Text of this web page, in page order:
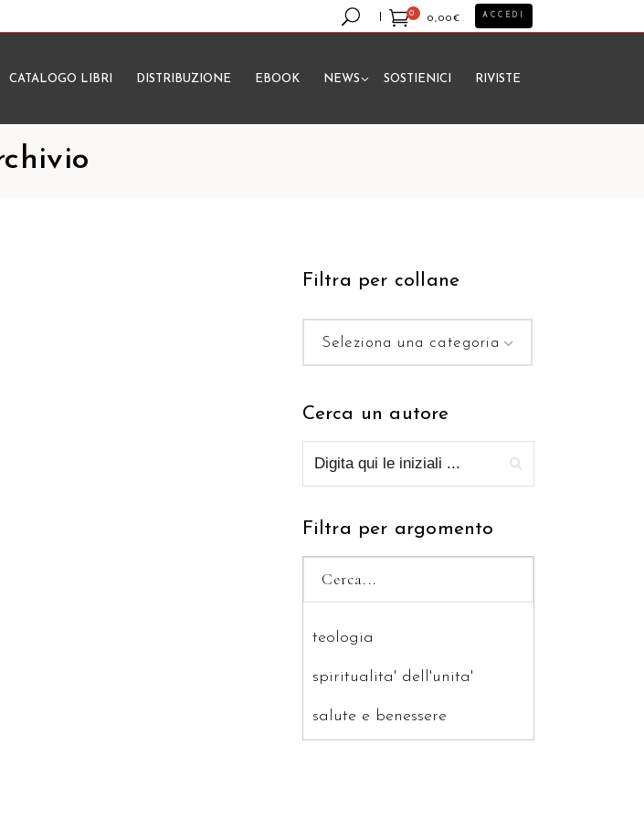
0
0,00€
Nessun prodotto nel carrello.
ACCEDI
CATALOGO LIBRI DISTRIBUZIONE EBOOK NEWS SOSTIENICI RIVISTE
Filtra per collane
Seleziona una categoria
Cerca un autore
Filtra per argomento
teologia
spiritualita' dell'unita'
salute e benessere